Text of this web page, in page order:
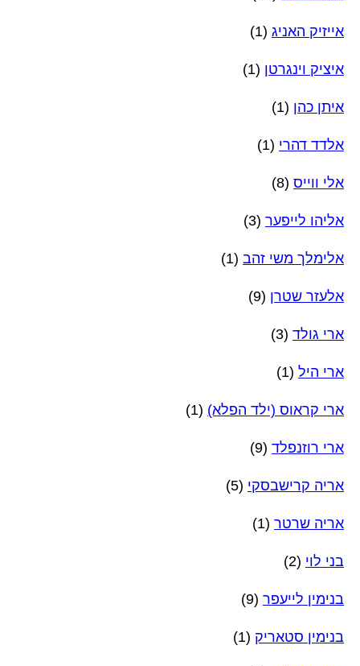
אייזיק האניג (1)
איציק וינגרטן (1)
איתן כהן (1)
אלדד דהרי (1)
אלי ווייס (8)
אליהו לייפער (3)
אלימלך משי זהב (1)
אלעזר שטרן (9)
ארי גולד (3)
ארי היל (1)
ארי קראוס (ילד הפלא) (1)
ארי רוזנפלד (9)
אריה קרישבסקי (5)
אריה שרטר (1)
בני לוי (2)
בנימין לייעפר (9)
בנימין סטאריק (1)